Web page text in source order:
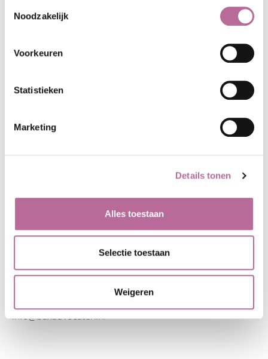
Noodzakelijk
Voorkeuren
Statistieken
Marketing
Details tonen
Alles toestaan
Selectie toestaan
Weigeren
Ons karakter
CONTACT
7006 RE Doetinchem
Toren Noord Apeldoorn
(Boogschutterstraat 1,
info@baxadvocaten.nl
ADVOCATUUR
MEDIATION
OVER BAX
NIEUWS